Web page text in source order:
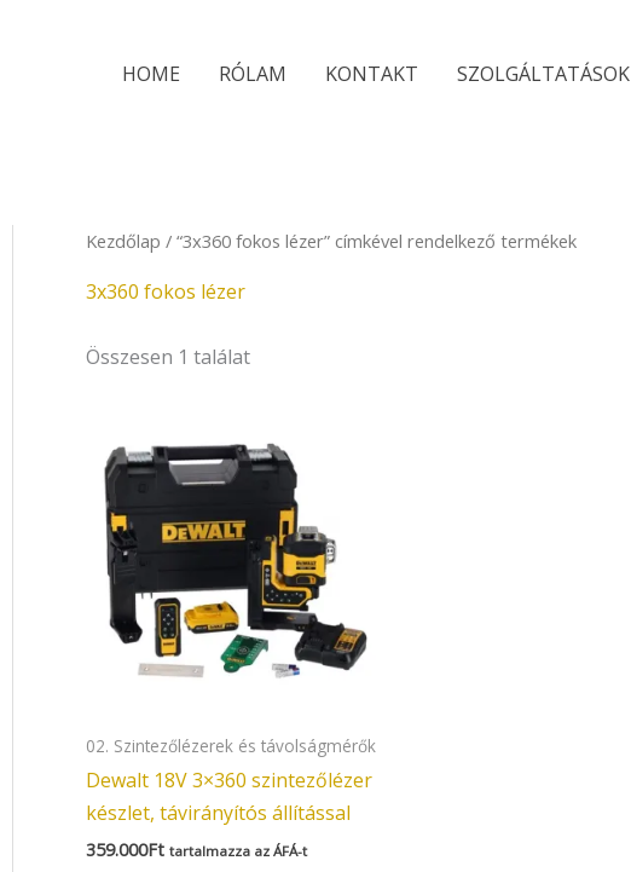
HOME RÓLAM KONTAKT SZOLGÁLTATÁSOK
Kezdőlap / “3x360 fokos lézer” címkével rendelkező termékek
3x360 fokos lézer
Összesen 1 találat
02. Szintezőlézerek és távolságmérők
Dewalt 18V 3×360 szintezőlézer
készlet, távirányítós állítással
359.000Ft tartalmazza az ÁFÁ-t